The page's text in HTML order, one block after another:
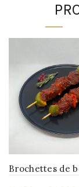
Brochettes de